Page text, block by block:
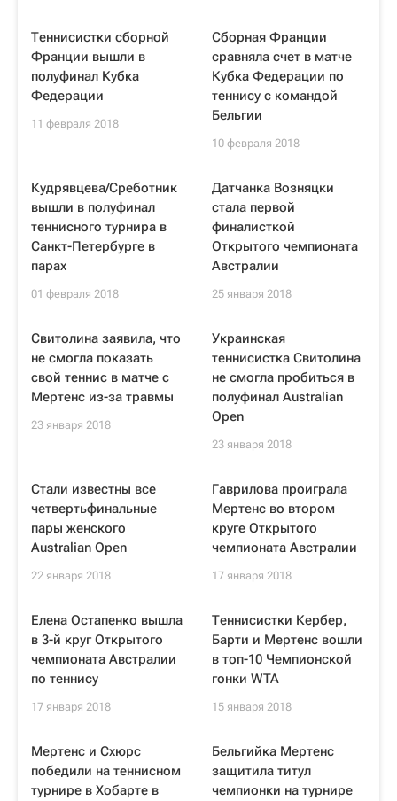
Теннисистки сборной
Франции вышли в
полуфинал Кубка
Федерации
11 февраля 2018
Сборная Франции
сравняла счет в матче
Кубка Федерации по
теннису с командой
Бельгии
10 февраля 2018
Кудрявцева/Среботник
вышли в полуфинал
теннисного турнира в
Санкт-Петербурге в
парах
01 февраля 2018
Датчанка Возняцки
стала первой
финалисткой
Открытого чемпионата
Австралии
25 января 2018
Свитолина заявила, что
не смогла показать
свой теннис в матче с
Мертенс из-за травмы
23 января 2018
Украинская
теннисистка Свитолина
не смогла пробиться в
полуфинал Australian
Open
23 января 2018
Стали известны все
четвертьфинальные
пары женского
Australian Open
22 января 2018
Гаврилова проиграла
Мертенс во втором
круге Открытого
чемпионата Австралии
17 января 2018
Елена Остапенко вышла
в 3-й круг Открытого
чемпионата Австралии
по теннису
17 января 2018
Теннисистки Кербер,
Барти и Мертенс вошли
в топ-10 Чемпионской
гонки WTA
15 января 2018
Мертенс и Схюрс
победили на теннисном
турнире в Хобарте в
Бельгийка Мертенс
защитила титул
чемпионки на турнире